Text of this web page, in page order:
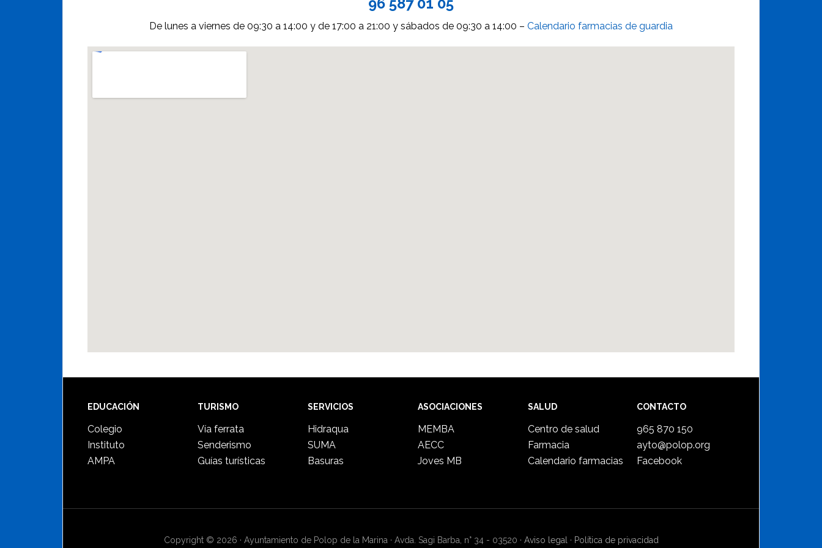
De lunes a viernes de 09:30 a 14:00 y de 17:00 a 21:00 y sábados de 09:30 a 14:00 – Calendario farmacias de guardia
Footer
EDUCACIÓN
Colegio
Instituto
AMPA
TURISMO
Vía ferrata
Senderismo
Guías turísticas
SERVICIOS
Hidraqua
SUMA
Basuras
ASOCIACIONES
MEMBA
AECC
Joves MB
SALUD
Centro de salud
Farmacia
Calendario farmacias
CONTACTO
965 870 150
ayto@polop.org
Facebook
Copyright © 2026 · Ayuntamiento de Polop de la Marina · Avda. Sagi Barba, n° 34 - 03520 · Aviso legal · Política de privacidad